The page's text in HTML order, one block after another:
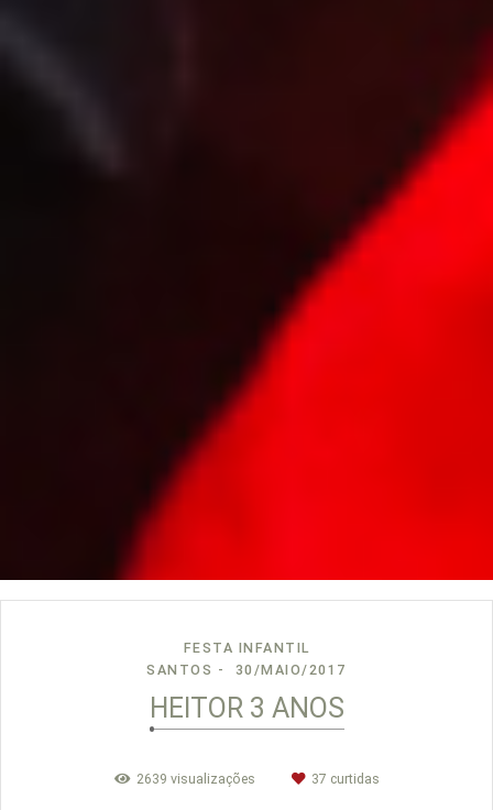
FESTA INFANTIL
SANTOS
30/MAIO/2017
HEITOR 3 ANOS
2639 visualizações 37 curtidas